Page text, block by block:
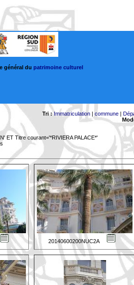
général du patrimoine culturel
Tri : Immatriculation |commune |
ET Titre courant='*RIVIERA PALACE*'
20140600200NUC2A